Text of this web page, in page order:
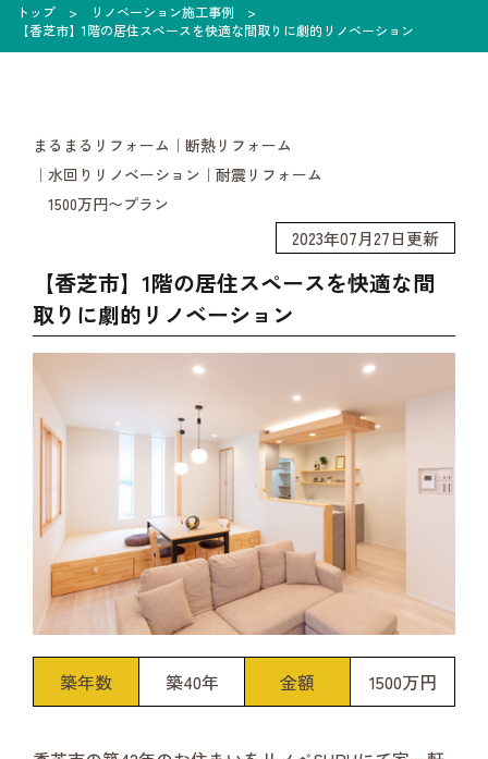
トップ
リノベーション施工事例
【香芝市】1階の居住スペースを快適な間取りに劇的リノベーション
まるまるリフォーム
断熱リフォーム
水回りリノベーション
耐震リフォーム
1500万円〜プラン
2023年07月27日更新
【香芝市】1階の居住スペースを快適な間
取りに劇的リノベーション
築年数 築40年 金額 1500万円